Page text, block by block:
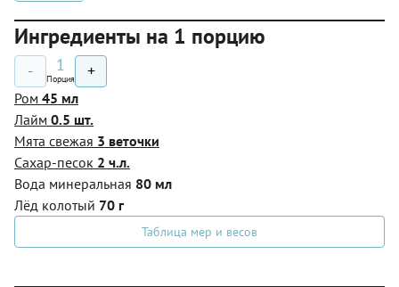
Ингредиенты на 1 порцию
- 1
Порция +
Ром 45 мл
Лайм 0.5 шт.
Мята свежая 3 веточки
Сахар-песок 2 ч.л.
Вода минеральная 80 мл
Лёд колотый 70 г
Таблица мер и весов